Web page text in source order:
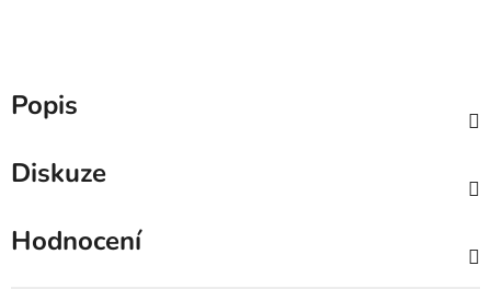
Popis
Diskuze
Hodnocení